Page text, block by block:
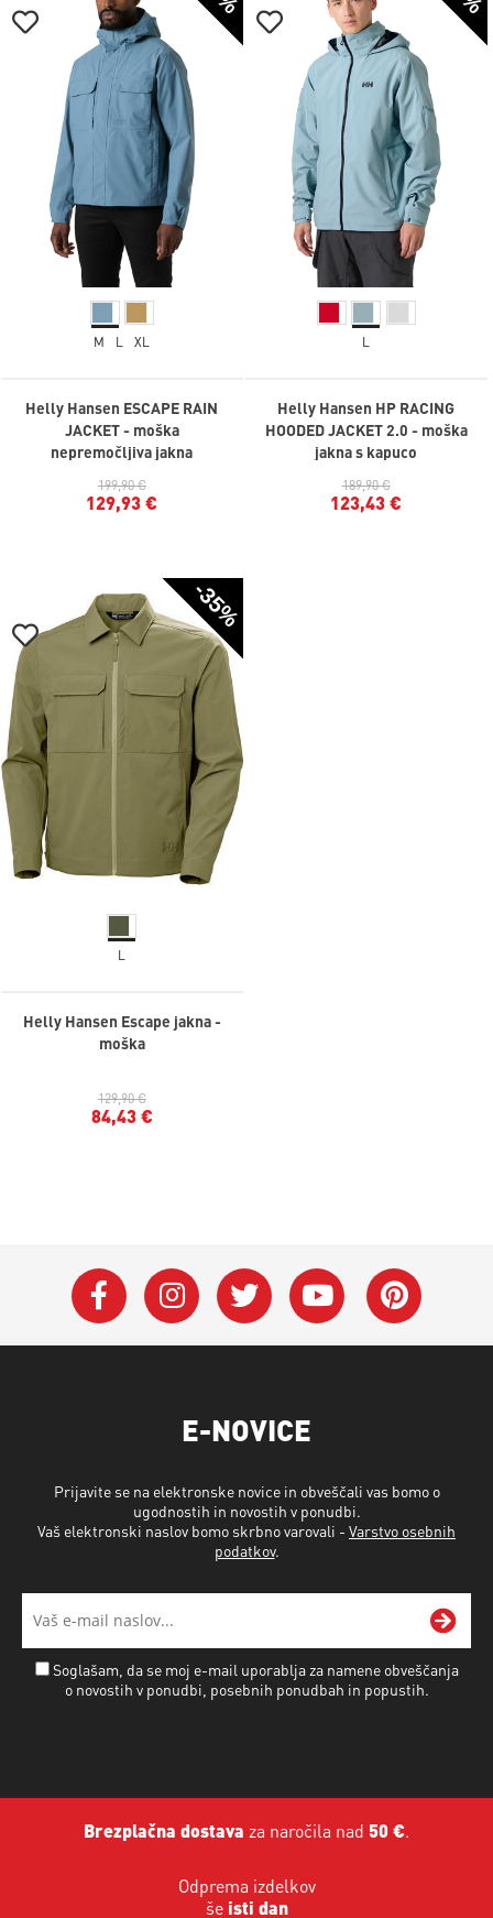
M L XL
Helly Hansen ESCAPE RAIN
JACKET - moška
nepremočljiva jakna
199,90 €
129,93 €
L
Helly Hansen HP RACING
HOODED JACKET 2.0 - moška
jakna s kapuco
189,90 €
123,43 €
-35%
L
Helly Hansen Escape jakna -
moška
129,90 €
84,43 €
E-NOVICE
Prijavite se na elektronske novice in obveščali vas bomo o
ugodnostih in novostih v ponudbi.
Vaš elektronski naslov bomo skrbno varovali - Varstvo osebnih
podatkov.
Soglašam, da se moj e-mail uporablja za namene obveščanja
o novostih v ponudbi, posebnih ponudbah in popustih.
Brezplačna dostava za naročila nad 50 €.
Odprema izdelkov
še isti dan